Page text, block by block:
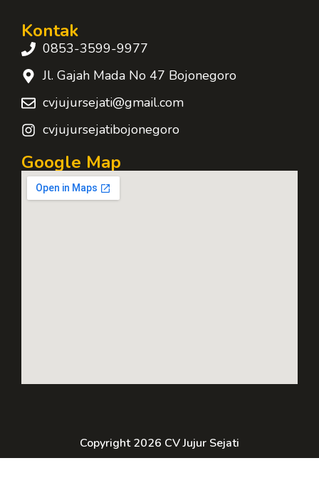
Kontak
0853-3599-9977
Jl. Gajah Mada No 47 Bojonegoro
cvjujursejati@gmail.com
cvjujursejatibojonegoro
Google Map
Copyright 2026 CV Jujur Sejati